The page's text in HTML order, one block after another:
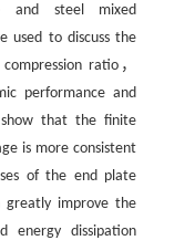
and steel mixed
used to discuss the
ratio，
performance and
that the finite
is more consistent
of the end plate
greatly improve the
energy dissipation